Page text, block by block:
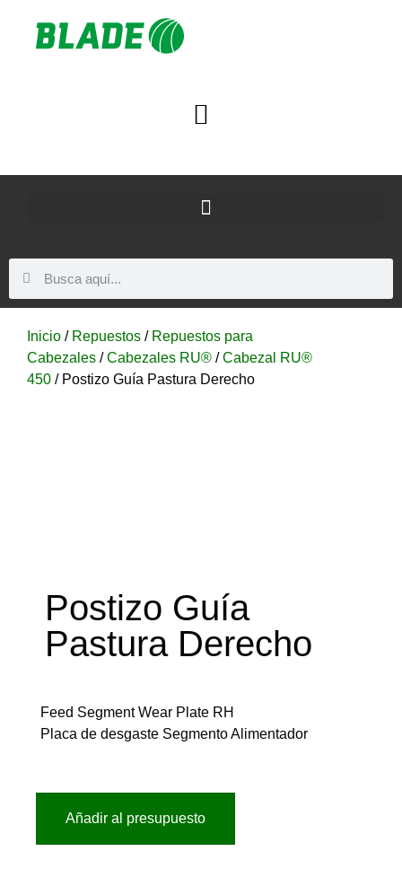
Inicio / Repuestos / Repuestos para
Cabezales /Cabezales RU® /Cabezal RU®
450 / Postizo Guía Pastura Derecho
Postizo Guía
Pastura Derecho
Feed Segment Wear Plate RH
Placa de desgaste Segmento Alimentador
Añadir al presupuesto